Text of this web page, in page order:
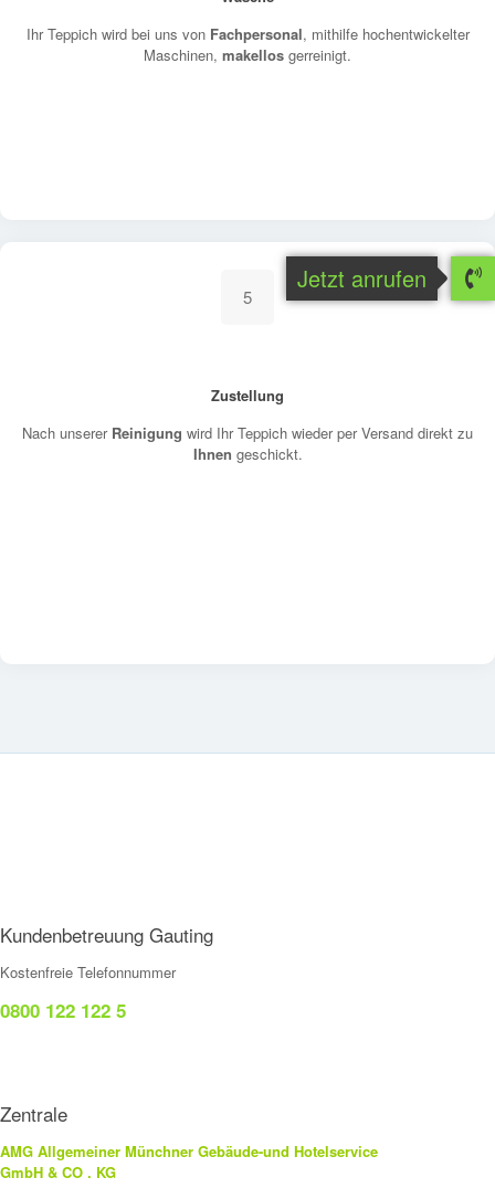
Ihr Teppich wird bei uns von Fachpersonal, mithilfe hochentwickelter
Maschinen, makellos gerreinigt.
5
Zustellung
Nach unserer Reinigung wird Ihr Teppich wieder per Versand direkt zu
Ihnen geschickt.
Kundenbetreuung Gauting
Kostenfreie Telefonnummer
0800 122 122 5
Zentrale
AMG Allgemeiner Münchner Gebäude-und Hotelservice
GmbH & CO . KG
Jetzt anrufen